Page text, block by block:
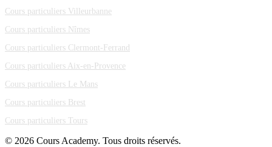
Cours particuliers Villeurbanne
Cours particuliers Nîmes
Cours particuliers Clermont-Ferrand
Cours particuliers Aix-en-Provence
Cours particuliers Le Mans
Cours particuliers Brest
Cours particuliers Tours
© 2026 Cours Academy. Tous droits réservés.